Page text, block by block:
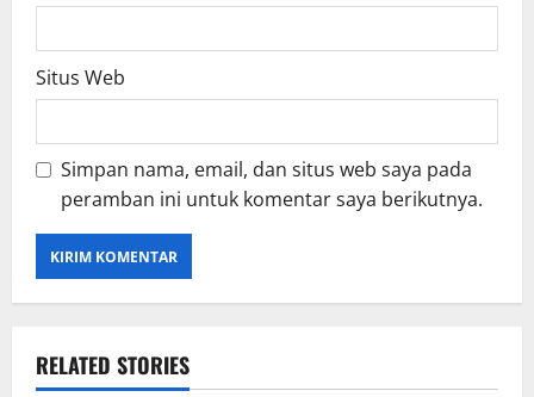
Situs Web
Simpan nama, email, dan situs web saya pada
peramban ini untuk komentar saya berikutnya.
RELATED STORIES